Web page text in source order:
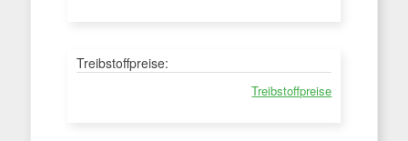
Treibstoffpreise:
Treibstoffpreise